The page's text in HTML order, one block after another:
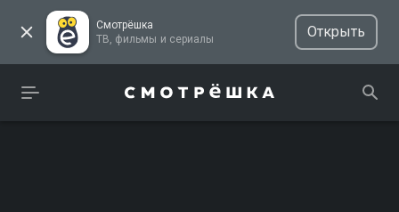
Смотрёшка
ТВ, фильмы и сериалы
Открыть